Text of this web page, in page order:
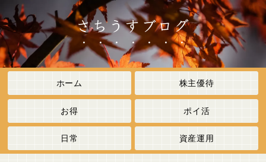
さちうすブログ
ホーム 株主優待
お得 ポイ活
日常 資産運用